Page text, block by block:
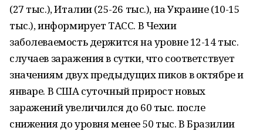
(27 тыс.), Италии (25-26 тыс.), на Украине (10-15
тыс.), информирует ТАСС. В Чехии
заболеваемость держится на уровне 12-14 тыс.
случаев заражения в сутки, что соответствует
значениям двух предыдущих пиков в октябре и
январе. В США суточный прирост новых
заражений увеличился до 60 тыс. после
снижения до уровня менее 50 тыс. В Бразилии